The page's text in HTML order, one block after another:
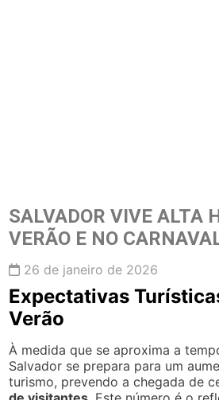
SALVADOR VIVE ALTA
VERÃO E NO
26 de janeiro de 2026
Expectativas
Verão
À medida que se aproxima a
Salvador se prepara para um
turismo, prevendo a chegada de